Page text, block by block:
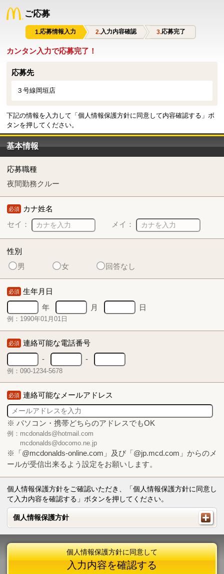
ご応募
応募情報入力 入力内容確認 応募完了
カンタン入力で応募完了！
応募先
３号線岡垣店
下記の情報を入力して「個人情報保護方針に同意して内容確認する」ボ
タンを押してください。
基本情報
応募職種
夜間勤務クルー
必須 カナ姓名
セイ：
メイ：
性別
男
女 回答なし
必須 生年月日
年
月 日
例：1990年01月01日
必須 連絡可能な電話番号
-
-
例：090-1234-5678
必須 連絡可能なメールアドレス
※ パソコン・携帯どちらのアドレスでもOK
例：mcdonalds@hotmail.com
mcdonalds@docomo.ne.jp
※「@mcdonalds-online.com」及び「@jp.mcd.com」からのメ
ールが受信出来るよう設定をお願いします。
個人情報保護方針をご確認いただき、「個人情報保護方針に同意し
て入力内容を確認する」ボタンを押してください。
個人情報保護方針
個人情報保護方針
個人情報保護方針に同意して
入力内容を確認する